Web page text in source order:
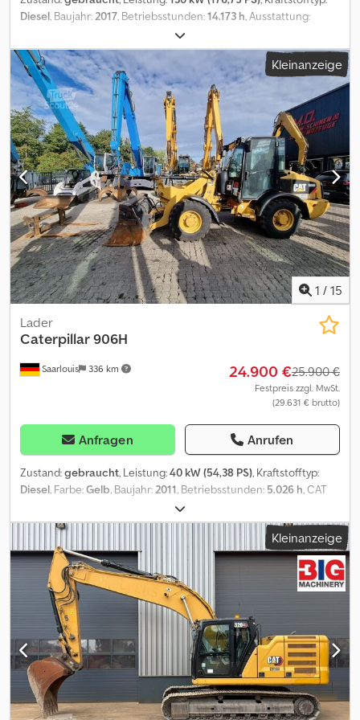
Diesel, Baujahr:2017, Betriebsstunden:14.173 h, Ausstattung:
, = Weitere Optionen und Zubehör = - Klimaanlage =
Anmerkungen = CAT MH3022 Umschlagbagger / Material Handler
Bj. 2017 ca. 14.170 h ca. 22 t Einsatzgewicht 130 kW / 177 PS
CAT/Perkins C7.1 Dieselmotor 7,01 l Hubraum hochfahrbare Kabine
Greifer 4-Punkt-Abstützung Vollgummibereifung ca. 60 %. Ideal
für Recycling Schrott Dodpezrvxqofx Ad Nock Abfallwirtschaft
Holzumschlag und Materialumschlag Caterpillar MH3022
Umschlagbagger / Material Handler ca. 14.170 Betriebsstunden ca.
22.000 kg Einsatzgewicht 130 kW / 177 PS CAT / Perkins C7.1
Dieselmotor 7,01 Liter Hubraum Hochfahrbare Kabine Hammer +
Greiferleitung Kamera Greifer inklusive 4-Punkt-Abstützung
Vollgummibereifung Ideal für Recycling Schrott und
Abfallwirtschaft QUICK_CHANGE_ATTACHMENT = Weitere
Informationen = Leergewicht: 22.000 kg Motortyp: Perkins C7.1
Kleinanzeige
1 / 15
Saarlouis 336 km
Lader
Caterpillar906H
24.900 €25.900 €
Festpreis zzgl. MwSt.
(29.631 € brutto)
Anfragen Anrufen
Zustand:gebraucht, Leistung:40 kW (54,38 PS), Kraftstofftyp:
Diesel, Farbe:Gelb, Baujahr:2011, Betriebsstunden: 5.026 h, CAT
906 H Radlader Baujahr : 2011 Betriebsstunden : 5.026 h
Schnellwechsler Klapschaufel Palettengabel 4 Zylinder CAT
Motor C 3,4 Leistung 55,0 KW Gewicht : 5.630 Kg Dsdjydaltepfx Ad
Neck = Weitere Informationen = Zylinderzahl: 4 Leergewicht:
5.630 kg Motortyp: Caterpillar C 3.4
Kleinanzeige